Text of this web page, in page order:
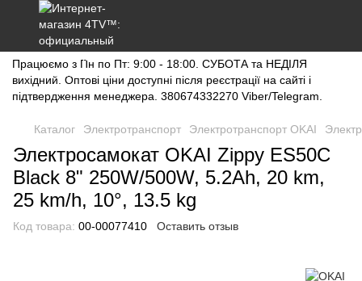
Працюємо з Пн по Пт: 9:00 - 18:00. СУБОТА та НЕДІЛЯ
вихідний. Оптові ціни доступні після реєстрації на сайті і
підтвердження менеджера. 380674332270 Viber/Telegram.
Каталог Электротранспорт Электротранспорт OKAI
Электросамокат OKAI Zippy ES50C
Black 8" 250W/500W, 5.2Ah, 20 km,
25 km/h, 10°, 13.5 kg
Код товара: 00-00077410 Оставить отзыв